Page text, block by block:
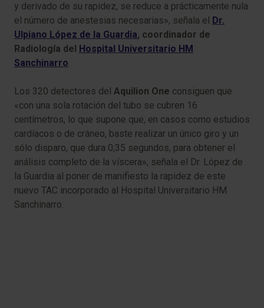
y derivado de su rapidez, se reduce a prácticamente nula
el número de anestesias necesarias», señala el
Dr.
Ulpiano López de la Guardia, coordinador de
Radiología del
Hospital Universitario HM
Sanchinarro.
Los 320 detectores del Aquilion One consiguen que
«con una sola rotación del tubo se cubren 16
centímetros, lo que supone que, en casos como estudios
cardíacos o de cráneo, baste realizar un único giro y un
sólo disparo, que dura 0,35 segundos, para obtener el
análisis completo de la víscera», señala el Dr. López de
la Guardia al poner de manifiesto la rapidez de este
nuevo TAC incorporado al Hospital Universitario HM
Sanchinarro.